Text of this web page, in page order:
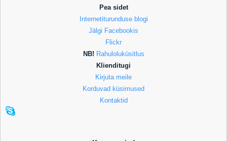
Pea sidet
Internetiturunduse blogi
Jälgi Facebookis
Flickr
NB! Rahuloluküsitlus
Klienditugi
Kirjuta meile
Korduvad küsimused
Kontaktid